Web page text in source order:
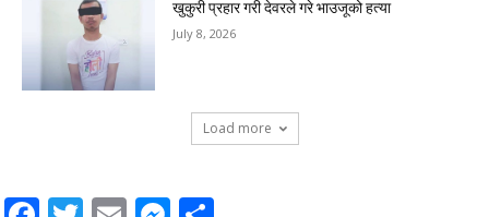
खुकुरी प्रहार गरी देवरले गरे भाउजूको हत्या
July 8, 2026
Load more